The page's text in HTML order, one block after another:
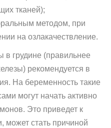
тканей);
методом, при
на озлакачествление.
в грудине (правильнее
рекомендуется в
На беременность такие
могут начать активно
Это приведет к
может стать причиной